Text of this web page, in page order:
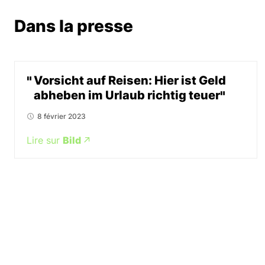
Dans la presse
Vorsicht auf Reisen: Hier ist Geld
abheben im Urlaub richtig teuer
8 février 2023
Lire sur Bild